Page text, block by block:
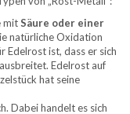
mitSäure oder einer
natürliche Oxidation
ist, dass er sich
Edelrost auf
hat seine
Dabei handelt es sich